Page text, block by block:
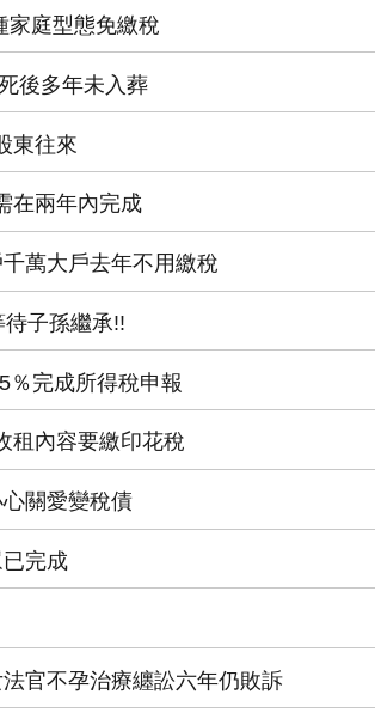
家庭型態免繳稅
後多年未入葬
東往來
在兩年內完成
萬大戶去年不用繳稅
待子孫繼承!!
％完成所得稅申報
租內容要繳印花稅
關愛變稅債
完成
官不孕治療纏訟六年仍敗訴